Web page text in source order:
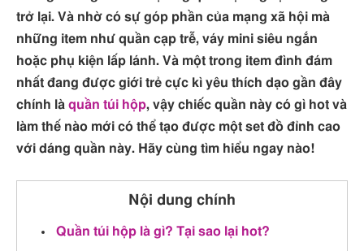
trở lại. Và nhờ có sự góp phần của mạng xã hội mà
những item như quần cạp trễ, váy mini siêu ngắn
hoặc phụ kiện lấp lánh. Và một trong item đình đám
nhất đang được giới trẻ cực kì yêu thích dạo gần đây
chính là quần túi hộp, vậy chiếc quần này có gì hot và
làm thế nào mới có thể tạo được một set đồ đỉnh cao
với dáng quần này. Hãy cùng tìm hiểu ngay nào!
Nội dung chính
Quần túi hộp là gì? Tại sao lại hot?